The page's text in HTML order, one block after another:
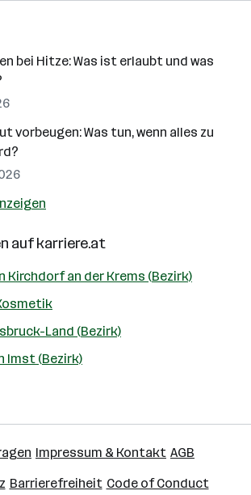
bei Hitze: Was ist erlaubt und was
vorbeugen: Was tun, wenn alles zu
aufkarriere.at
Kirchdorf an der Krems (Bezirk)
Land (Bezirk)
Imst (Bezirk)
Impressum & Kontakt AGB
Barrierefreiheit Code of Conduct